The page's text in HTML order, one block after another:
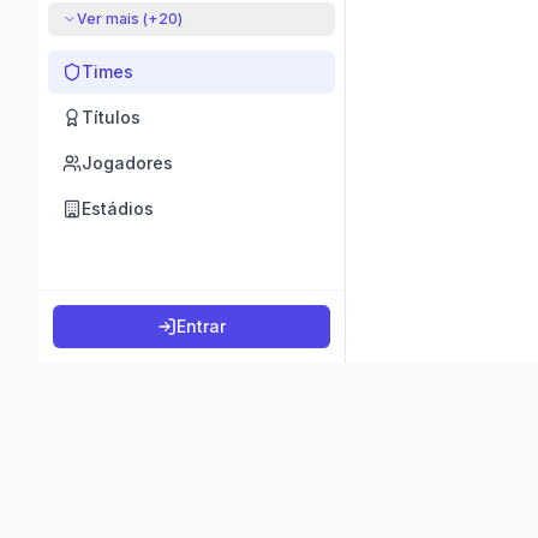
Ver mais (+20)
Times
Títulos
Jogadores
Estádios
Entrar